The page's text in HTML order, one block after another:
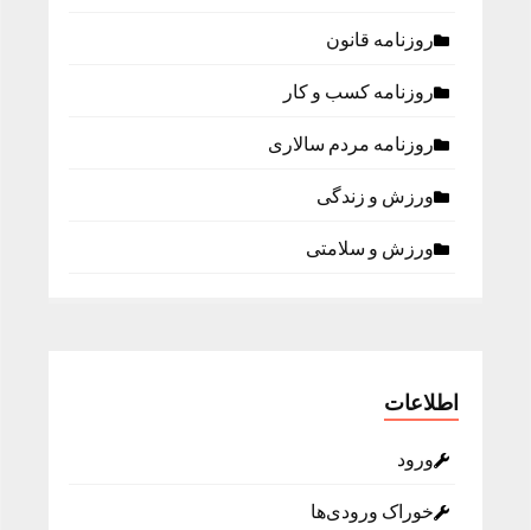
روزنامه قانون
روزنامه كسب و كار
روزنامه مردم سالاری
ورزش و زندگی
ورزش و سلامتی
اطلاعات
ورود
خوراک ورودی‌ها